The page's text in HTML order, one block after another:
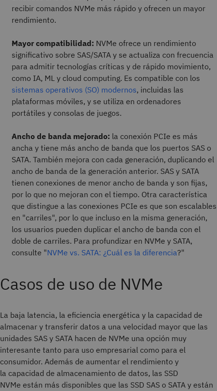
recibir comandos NVMe más rápido y ofrecen un mayor
rendimiento.
Mayor compatibilidad: NVMe ofrece un rendimiento
significativo sobre SAS/SATA y se actualiza con frecuencia
para admitir tecnologías críticas y de rápido movimiento,
como IA, ML y cloud computing. Es compatible con los
sistemas operativos (SO) modernos, incluidas las
plataformas móviles, y se utiliza en ordenadores
portátiles y consolas de juegos.
Ancho de banda mejorado: la conexión PCIe es más
ancha y tiene más ancho de banda que los puertos SAS o
SATA. También mejora con cada generación, duplicando el
ancho de banda de la generación anterior. SAS y SATA
tienen conexiones de menor ancho de banda y son fijas,
por lo que no mejoran con el tiempo. Otra característica
que distingue a las conexiones PCIe es que son escalables
en "carriles", por lo que incluso en la misma generación,
los usuarios pueden duplicar el ancho de banda con el
doble de carriles. Para profundizar en NVMe y SATA,
consulte "NVMe vs. SATA: ¿Cuál es la diferencia?"
Casos de uso de NVMe
La baja latencia, la eficiencia energética y la capacidad de
almacenar y transferir datos a una velocidad mayor que las
unidades SAS y SATA hacen de NVMe una opción muy
interesante tanto para uso empresarial como para el
consumidor. Además de aumentar el rendimiento y
la capacidad de almacenamiento de datos, las SSD
NVMe están más disponibles que las SSD SAS o SATA y están